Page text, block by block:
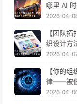
哪里 AI
2026-04-
【团队
织设计方
2026-04-
【你的
律——被低
程变革——
2026-04-